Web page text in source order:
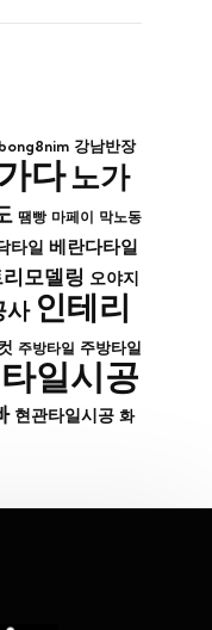
bong8nim 강남반장
다노가
땜빵 마페이 막노동
타일 베란다타일
모델링 오야지
사 인테리
주방타일 주방타일
타일시공
현관타일시공 화